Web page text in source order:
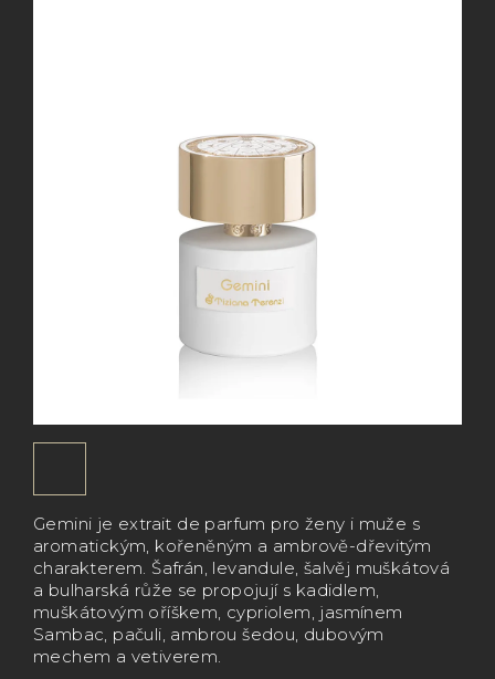
Gemini je extrait de parfum pro ženy i muže s
aromatickým, kořeněným a ambrově-dřevitým
charakterem. Šafrán, levandule, šalvěj muškátová
a bulharská růže se propojují s kadidlem,
muškátovým oříškem, cypriolem, jasmínem
Sambac, pačuli, ambrou šedou, dubovým
mechem a vetiverem.